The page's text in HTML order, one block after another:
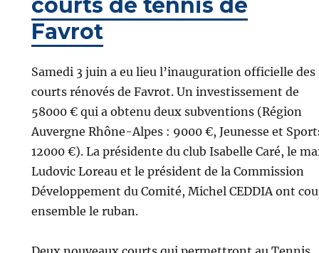
courts de tennis de
Favrot
Samedi 3 juin a eu lieu l’inauguration officielle des
courts rénovés de Favrot. Un investissement de
58000 € qui a obtenu deux subventions (Région
Auvergne Rhône-Alpes : 9000 €, Jeunesse et
12000 €). La présidente du club Isabelle Caré, le
Ludovic Loreau et le président de la Commission
Développement du Comité, Michel CEDDIA ont
ensemble le ruban.